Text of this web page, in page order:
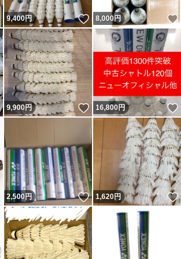
いいね！
9,400円 いいね！
8,000円
いいね！
9,900円 いいね！
16,800円
いいね！
2,500円 いいね！
1,620円